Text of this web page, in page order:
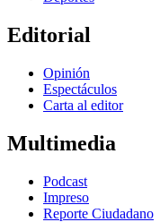
Editorial
Opinión
Espectáculos
Carta al editor
Multimedia
Podcast
Impreso
Reporte Ciudadano